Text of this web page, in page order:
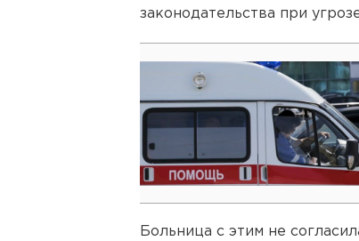
законодательства при
Больница с этим не